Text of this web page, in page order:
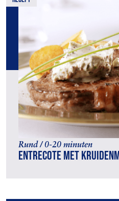
Rund / 0-20 minuten
Entrecote met